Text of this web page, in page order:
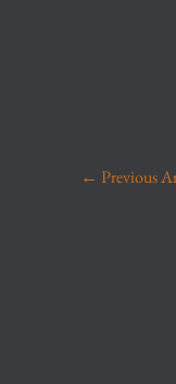
← Previous